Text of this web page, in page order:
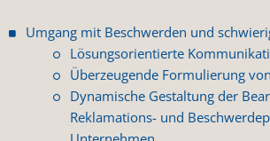
Umgang mit Beschwerden und
Lösungsorientierte
Überzeugende Formulierung
Dynamische Gestaltung der
Reklamations- und